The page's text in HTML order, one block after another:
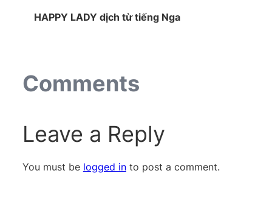
HAPPY LADY dịch từ tiếng Nga
Comments
Leave a Reply
You must be logged into post a comment.